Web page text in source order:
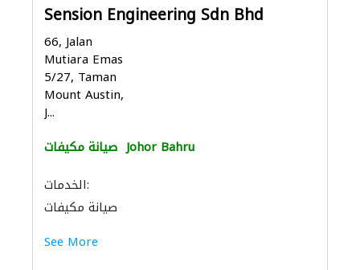
Sension Engineering Sdn Bhd
66, Jalan
Mutiara Emas
5/27, Taman
Mount Austin,
J...
صيانة مكيفات Johor Bahru
الخدمات:
صيانة مكيفات
See More